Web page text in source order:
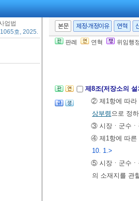
업법
호, 2025. 10. 1., 타법개정]
본문 제정·개정이유 연혁
판례 연혁 위임행
고받고 그 집
4. 제3호에 규
5.
제13조에 따
6. 법인을 대표
제8조(저장소의
② 제1항에 따라
상부령 으로 정
③ 시장ㆍ군수ㆍ
④ 제1항에 따른
10. 1.>
⑤ 시장ㆍ군수ㆍ
의 소재지를 관